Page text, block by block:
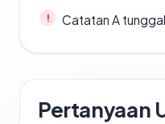
Catatan A
Pertanyaan